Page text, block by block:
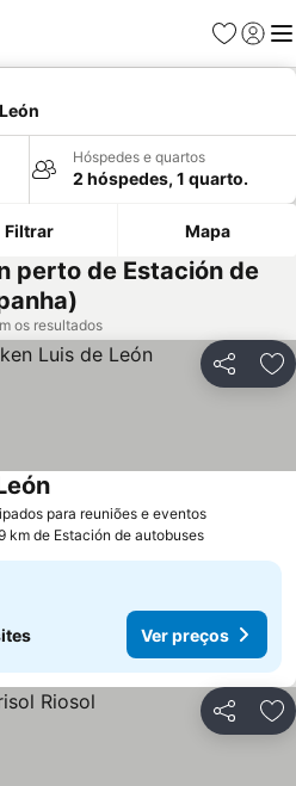
Favoritos
Iniciar
Hóspedes e quartos
2 hóspedes, 1 quarto.
Filtrar Mapa
perto de Estación de
os resultados
Partilhar
para reuniões e eventosVer
Ver preços
km de Estación de autobuses
Ver preços
Partilhar